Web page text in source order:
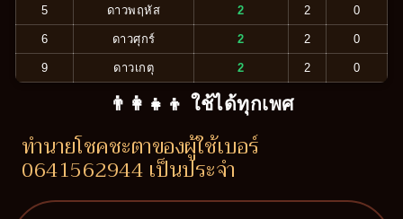
5 ดาวพฤหัส 2 2 0
6 ดาวศุกร์ 2 2 0
9 ดาวเกตุ 2 2 0
👨‍👩‍👧‍👦 ใช้ได้ทุกเพศ
ทำนายโชคชะตาของผู้ใช้เบอร์
0641562944 เป็นประจำ